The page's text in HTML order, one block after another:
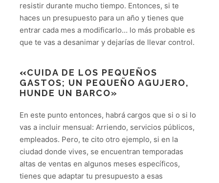
resistir durante mucho tiempo. Entonces, si te
haces un presupuesto para un año y tienes que
entrar cada mes a modificarlo… lo más probable es
que te vas a desanimar y dejarías de llevar control.
«CUIDA DE LOS PEQUEÑOS
GASTOS; UN PEQUEÑO AGUJERO,
HUNDE UN BARCO»
En este punto entonces, habrá cargos que si o si lo
vas a incluir mensual: Arriendo, servicios públicos,
empleados. Pero, te cito otro ejemplo, si en la
ciudad donde vives, se encuentran temporadas
altas de ventas en algunos meses específicos,
tienes que adaptar tu presupuesto a esas